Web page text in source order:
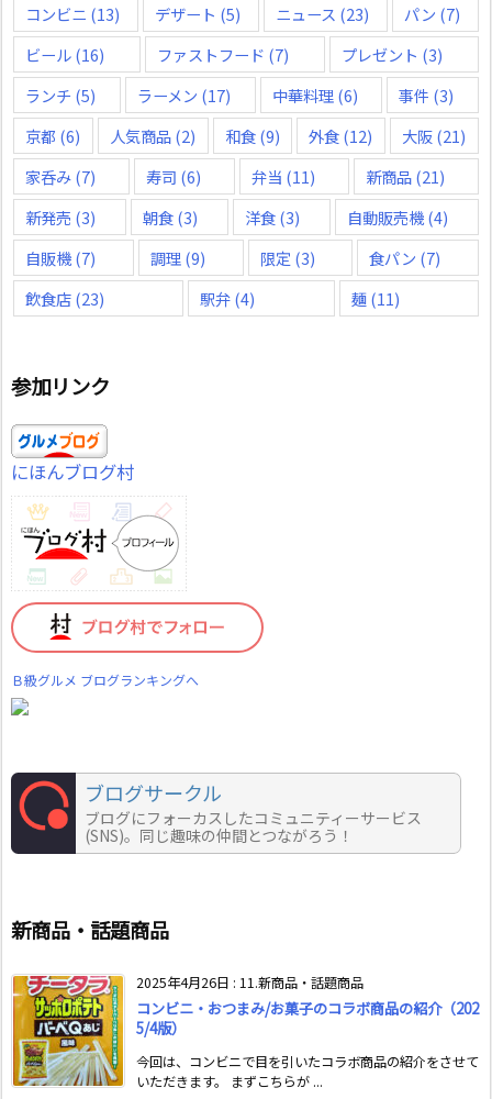
コンビニ (13) デザート (5) ニュース (23) パン (7)
ビール(16) ファストフード (7) プレゼント (3)
ランチ (5) ラーメン (17) 中華料理(6) 事件 (3)
京都 (6) 人気商品(2) 和食(9) 外食(12) 大阪(21)
家呑み(7) 寿司 (6) 弁当 (11) 新商品(21)
新発売 (3) 朝食(3) 洋食(3) 自動販売機(4)
自販機(7) 調理(9) 限定 (3) 食パン (7)
飲食店(23) 駅弁(4) 麺(11)
参加リンク
にほんブログ村
Ｂ級グルメ ブログランキングへ
ブログサークル
ブログにフォーカスしたコミュニティーサービス
(SNS)。同じ趣味の仲間とつながろう！
新商品・話題商品
2025年4月26日 : 11.新商品・話題商品
コンビニ・おつまみ/お菓子のコラボ商品の紹介（202
5/4版）
今回は、コンビニで目を引いたコラボ商品の紹介をさせて
いただきます。 まずこちらが ...